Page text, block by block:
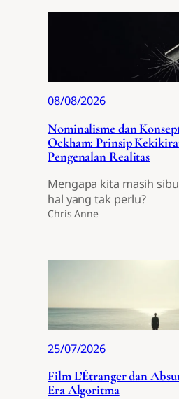
08/08/2026
Nominalisme dan
Ockham: Prinsip
Pengenalan Realitas
Mengapa kita masih
hal yang tak perlu?
Chris Anne
25/07/2026
Film L’Étranger dan
Era Algoritma